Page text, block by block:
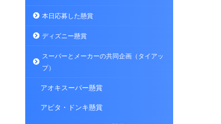
本日応募した懸賞
ディズニー懸賞
スーパーとメーカーの共同企画（タイアッ
プ）
アオキスーパー懸賞
アピタ・ドンキ懸賞